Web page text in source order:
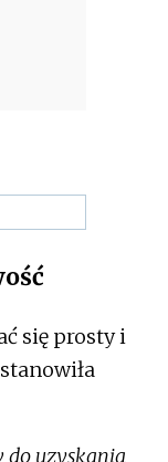
się prosty i
do uzyskania